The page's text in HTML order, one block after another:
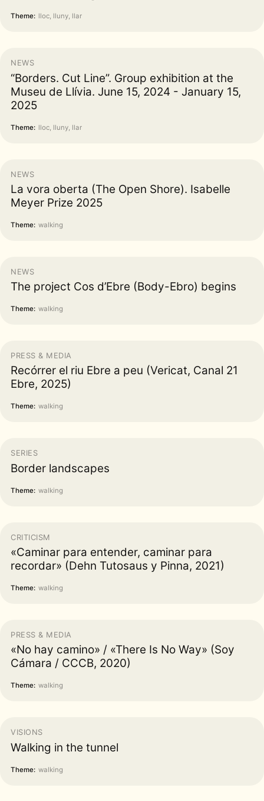
Theme: lloc, lluny, llar
NEWS
“Borders. Cut Line”. Group exhibition at the
Museu de Llívia. June 15, 2024 - January 15,
2025
Theme: lloc, lluny, llar
NEWS
La vora oberta (The Open Shore). Isabelle
Meyer Prize 2025
Theme: walking
NEWS
The project Cos d’Ebre (Body-Ebro) begins
Theme: walking
PRESS & MEDIA
Recórrer el riu Ebre a peu (Vericat, Canal 21
Ebre, 2025)
Theme: walking
SERIES
Border landscapes
Theme: walking
CRITICISM
«Caminar para entender, caminar para
recordar» (Dehn Tutosaus y Pinna, 2021)
Theme: walking
PRESS & MEDIA
«No hay camino» / «There Is No Way» (Soy
Cámara / CCCB, 2020)
Theme: walking
VISIONS
Walking in the tunnel
Theme: walking